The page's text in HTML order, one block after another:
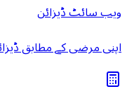
ویب سائٹ ڈیزائن
اپنی مرضی کے مطابق